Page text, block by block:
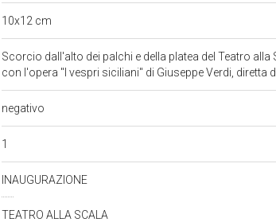
10x12 cm
Scorcio dall'alto dei palchi e della platea del Teatro
con l'opera "I vespri siciliani" di Giuseppe Verdi, diretta
negativo
1
INAUGURAZIONE
TEATRO ALLA SCALA